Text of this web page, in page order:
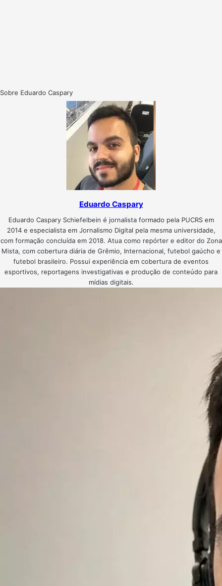
Sobre Eduardo Caspary
Eduardo Caspary
Eduardo Caspary Schiefelbein é jornalista formado pela PUCRS em
2014 e especialista em Jornalismo Digital pela mesma universidade,
com formação concluída em 2018. Atua como repórter e editor do Zona
Mista, com cobertura diária de Grêmio, Internacional, futebol gaúcho e
futebol brasileiro. Possui experiência em cobertura de eventos
esportivos, reportagens investigativas e produção de conteúdo para
mídias digitais.